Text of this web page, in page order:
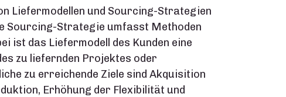
Liefermodellen und Sourcing-Strategien
Sourcing-Strategie umfasst Methoden
ist das Liefermodell des Kunden eine
zu liefernden Projektes oder
zu erreichende Ziele sind Akquisition
Erhöhung der Flexibilität und